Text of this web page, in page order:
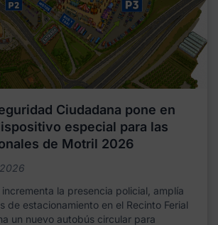
Ciudadana pone en
especial para las
de Motril 2026
la presencia policial, amplía
de estacionamiento en el Recinto Ferial
un nuevo autobús circular para